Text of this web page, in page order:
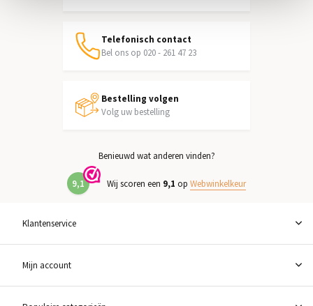
Telefonisch contact
Bel ons op 020 - 261 47 23
Bestelling volgen
Volg uw bestelling
Benieuwd wat anderen vinden?
9,1 Wij scoren een 9,1 op Webwinkelkeur
Klantenservice
Mijn account